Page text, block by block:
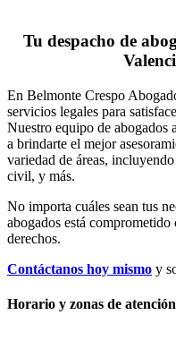
Tu despacho de
En Belmonte Crespo
servicios legales para
Nuestro equipo de abogados
a brindarte el mejor
variedad de áreas,
civil, y más.
No importa cuáles sean tus
abogados está
derechos.
Contáctanos hoy mismo y
Horario y zonas de